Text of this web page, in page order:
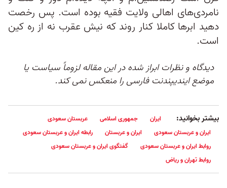
نامردی‌های اهالی ولایت فقیه بوده است. پس رخصت
دهید ابرها کاملا کنار روند که نیش عقرب نه از ره کین
است.
دیدگاه و نظرات ابراز شده در این مقاله لزوماً سیاست یا
موضع ایندیپندنت فارسی را منعکس نمی کند.
بیشتر بخوانید: ایران جمهوری اسلامی
عربستان سعودی
ایران و عربستان سعودی
ایران و عربستان
رابطه ایران و عربستان سعودی
روابط ایران و عربستان سعودی
گفتگوی ایران و عربستان سعودی
روابط تهران و ریاض